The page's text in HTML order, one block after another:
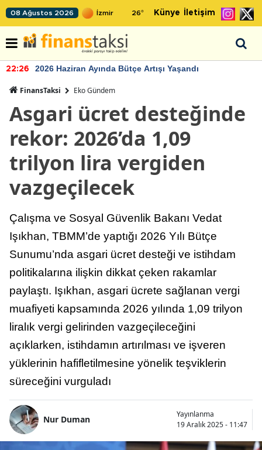
08 Ağustos 2026 26° Künye İletişim
22:26 2026 Haziran Ayında Bütçe Artışı Yaşandı
FinansTaksi Eko Gündem
Asgari ücret desteğinde
rekor: 2026’da 1,09
trilyon lira vergiden
vazgeçilecek
Çalışma ve Sosyal Güvenlik Bakanı Vedat
Işıkhan, TBMM’de yaptığı 2026 Yılı Bütçe
Sunumu’nda asgari ücret desteği ve istihdam
politikalarına ilişkin dikkat çeken rakamlar
paylaştı. Işıkhan, asgari ücrete sağlanan vergi
muafiyeti kapsamında 2026 yılında 1,09 trilyon
liralık vergi gelirinden vazgeçileceğini
açıklarken, istihdamın artırılması ve işveren
yüklerinin hafifletilmesine yönelik teşviklerin
süreceğini vurguladı
Nur Duman
Yayınlanma
19 Aralık 2025 - 11:47